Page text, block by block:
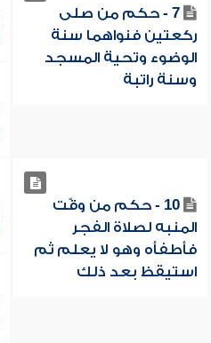
7 - حكم من صلى
ركعتين فنواهما سنة
الوضوء وتحية المسجد
وسنة راتبة
10 - حكم من وقّت
المنبه لصلاة الفجر
فأطفأه وهو لا يعلم ثم
استيقظ بعد ذلك